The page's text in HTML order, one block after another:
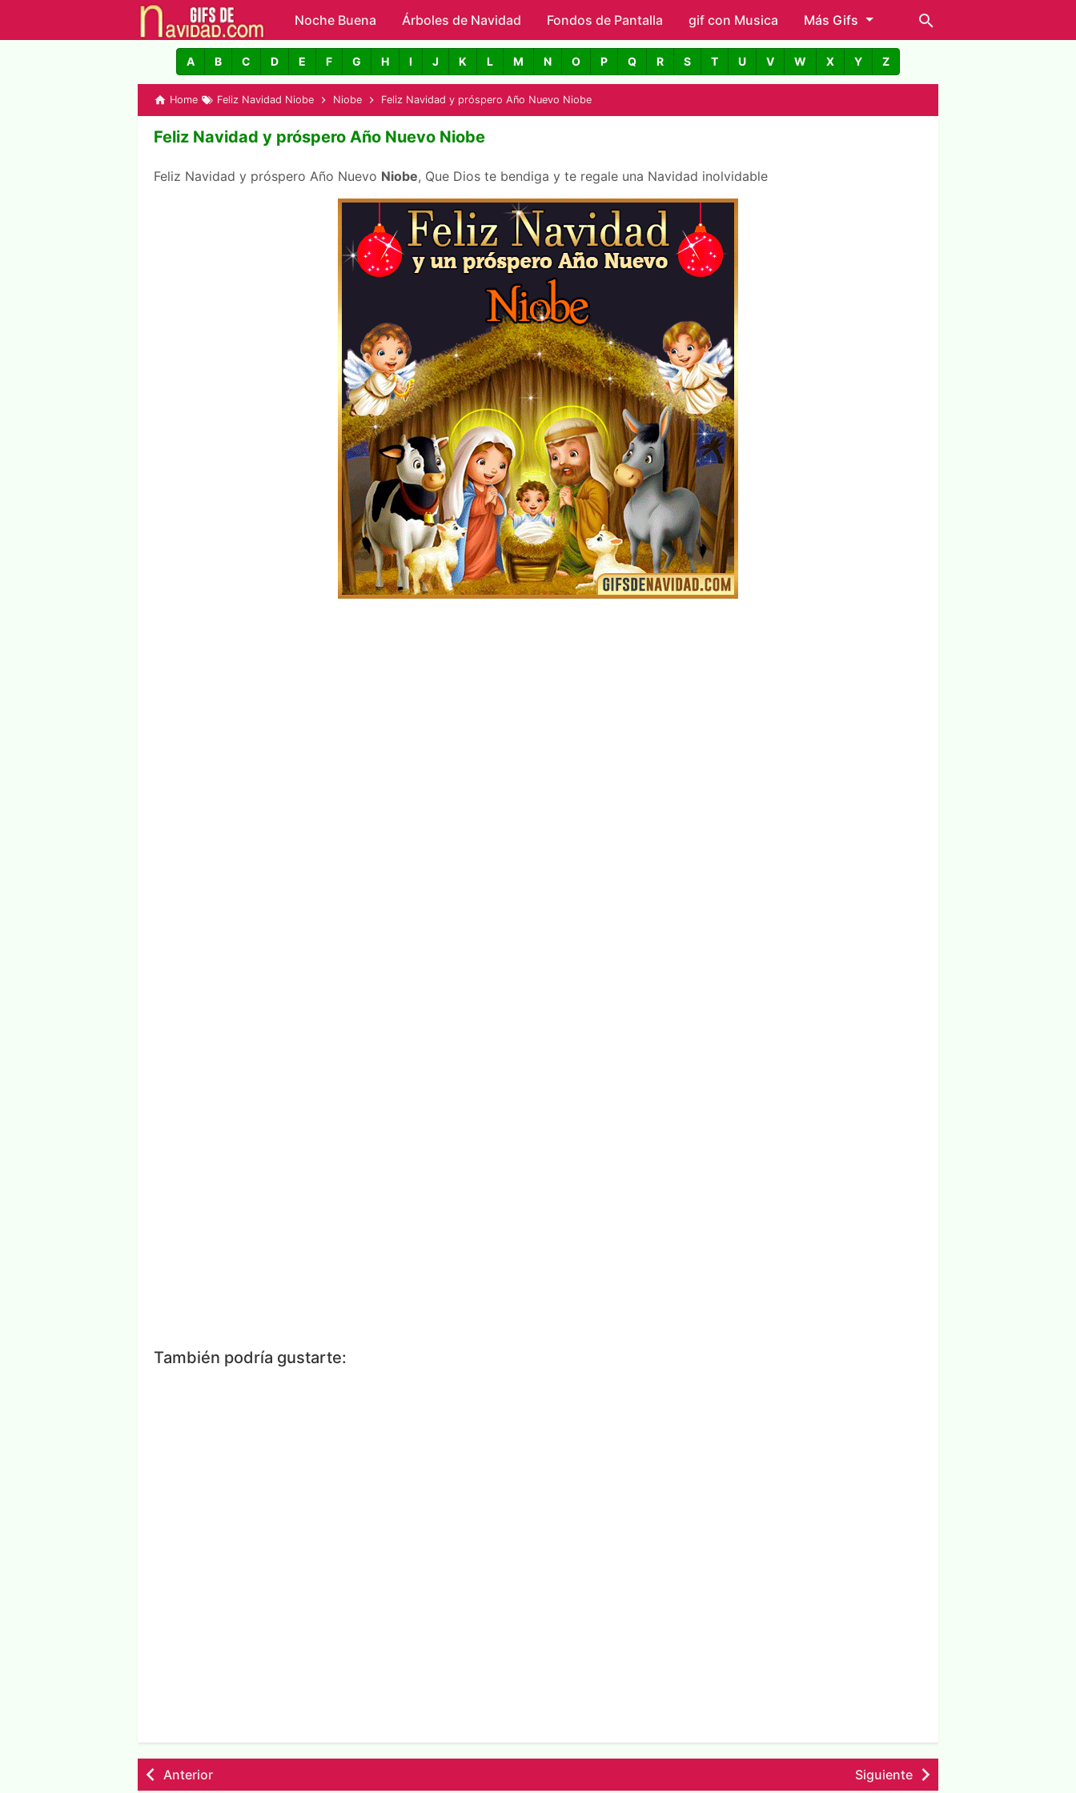
Skip to main content
Noche Buena Árboles de Navidad Fondos de Pantalla gif con Musica Más Gifs
GIFs de Navidad con Nombres
A B C D E F G H I J K L M N O P Q R S T U V W X Y Z
Home Feliz Navidad Niobe Niobe Feliz Navidad y próspero Año Nuevo Niobe
Feliz Navidad y próspero Año Nuevo Niobe
Feliz Navidad y próspero Año Nuevo Niobe, Que Dios te bendiga y te regale una Navidad inolvidable
Facebook Messenger WhatsApp